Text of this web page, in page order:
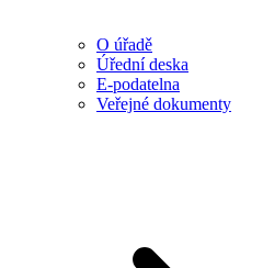
O úřadě
Úřední deska
E-podatelna
Veřejné dokumenty